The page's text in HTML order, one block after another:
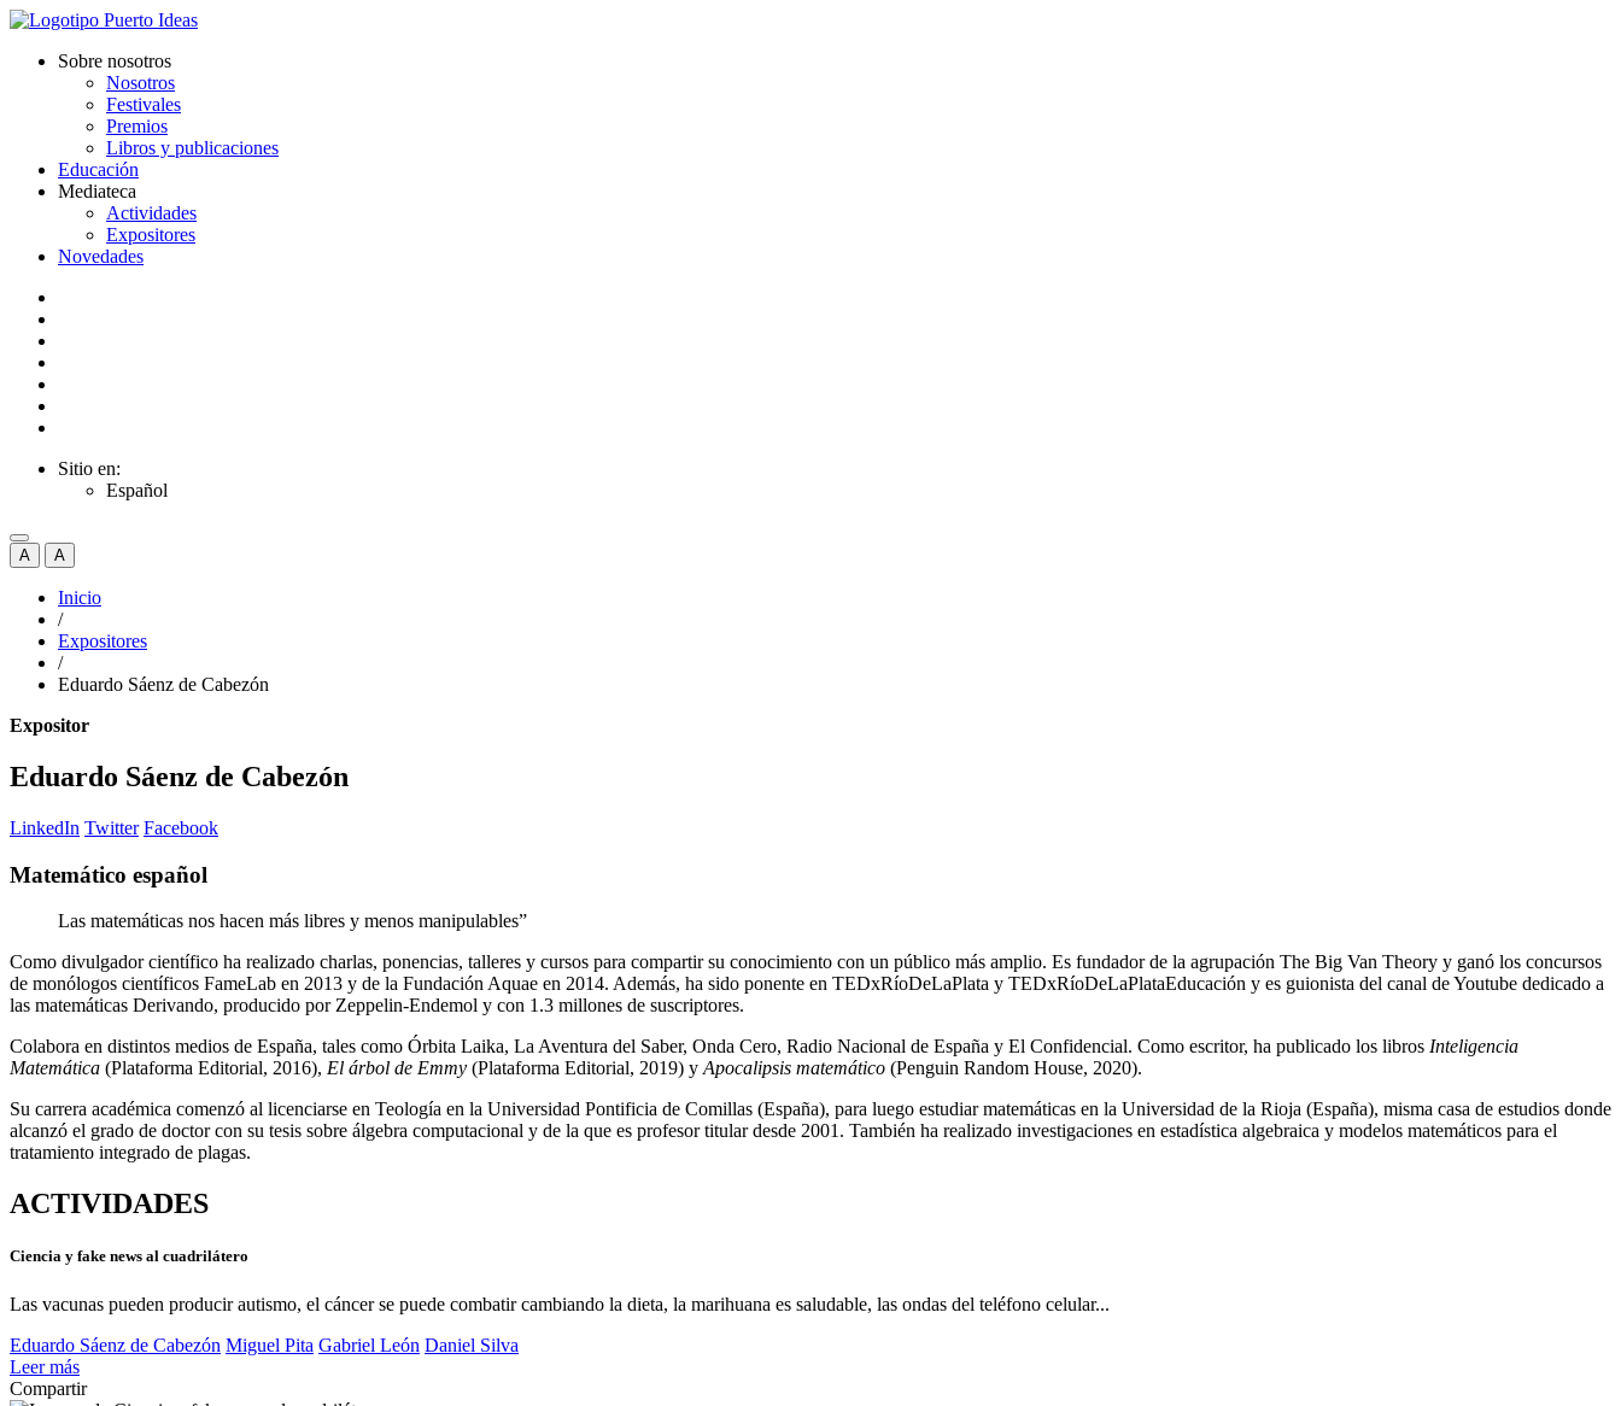
Sobre nosotros
Nosotros
Festivales
Premios
Libros y publicaciones
Educación
Mediateca
Actividades
Expositores
Novedades
Sitio en:
Español
A A
Inicio
/
Expositores
/
Eduardo Sáenz de Cabezón
Expositor
Eduardo Sáenz de Cabezón
LinkedIn Twitter Facebook
Matemático español
Las matemáticas nos hacen más libres y menos manipulables”
Como divulgador científico ha realizado charlas, ponencias, talleres y cursos para compartir su conocimiento con un público más amplio. Es fundador de la agrupación The Big Van Theory y ganó los concursos
de monólogos científicos FameLab en 2013 y de la Fundación Aquae en 2014. Además, ha sido ponente en TEDxRíoDeLaPlata y TEDxRíoDeLaPlataEducación y es guionista del canal de Youtube dedicado a
las matemáticas Derivando, producido por Zeppelin-Endemol y con 1.3 millones de suscriptores.
Colabora en distintos medios de España, tales como Órbita Laika, La Aventura del Saber, Onda Cero, Radio Nacional de España y El Confidencial. Como escritor, ha publicado los libros Inteligencia
Matemática (Plataforma Editorial, 2016), El árbol de Emmy (Plataforma Editorial, 2019) y Apocalipsis matemático (Penguin Random House, 2020).
Su carrera académica comenzó al licenciarse en Teología en la Universidad Pontificia de Comillas (España), para luego estudiar matemáticas en la Universidad de la Rioja (España), misma casa de estudios donde
alcanzó el grado de doctor con su tesis sobre álgebra computacional y de la que es profesor titular desde 2001. También ha realizado investigaciones en estadística algebraica y modelos matemáticos para el
tratamiento integrado de plagas.
ACTIVIDADES
Ciencia y fake news al cuadrilátero
Las vacunas pueden producir autismo, el cáncer se puede combatir cambiando la dieta, la marihuana es saludable, las ondas del teléfono celular...
Eduardo Sáenz de Cabezón Miguel Pita Gabriel León Daniel Silva
Leer más
Compartir